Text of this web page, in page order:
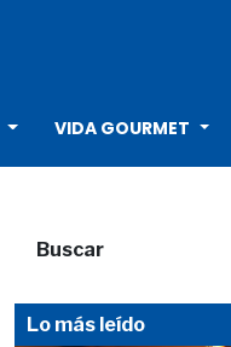
VIDA GOURMET
Buscar
Lo más leído